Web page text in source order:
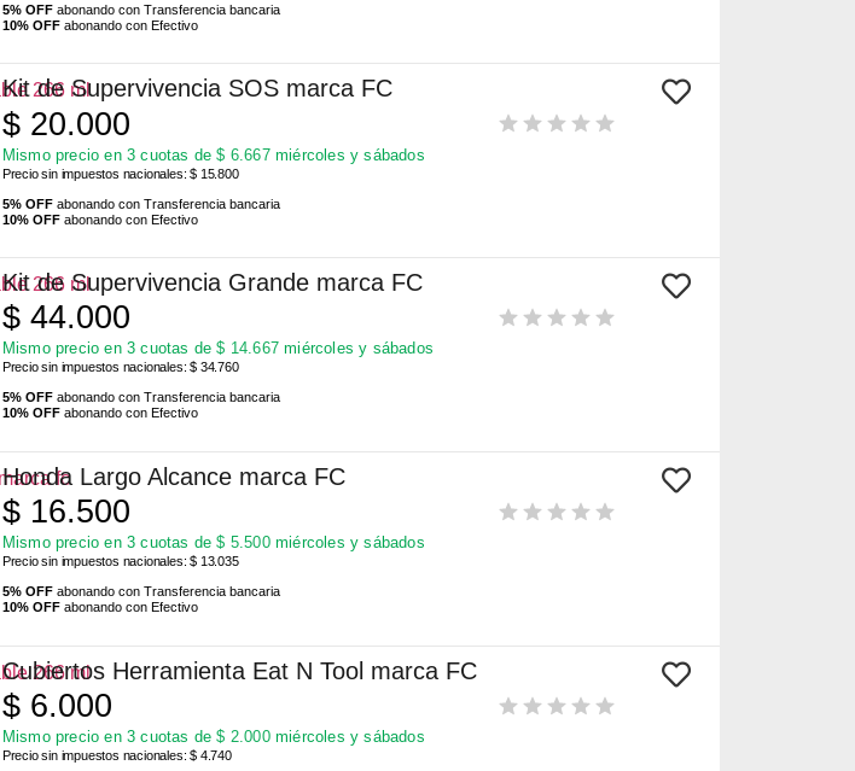
5% OFFabonando con Transferencia bancaria
10% OFFabonando con Efectivo
Kit de Supervivencia SOS marca FC
$20.000
Mismo precio en 3 cuotas de$ 6.667miércoles y sábados
Precio sin impuestos nacionales: $ 15.800
5% OFFabonando con Transferencia bancaria
10% OFFabonando con Efectivo
Kit de Supervivencia Grande marca FC
$44.000
Mismo precio en 3 cuotas de$ 14.667 miércoles y sábados
Precio sin impuestos nacionales: $ 34.760
5% OFFabonando con Transferencia bancaria
10% OFFabonando con Efectivo
Honda Largo Alcance marca FC
$16.500
Mismo precio en 3 cuotas de$ 5.500miércoles y sábados
Precio sin impuestos nacionales: $ 13.035
5% OFFabonando con Transferencia bancaria
10% OFFabonando con Efectivo
Cubiertos Herramienta Eat N Tool marca FC
$6.000
Mismo precio en 3 cuotas de$ 2.000miércoles y sábados
Precio sin impuestos nacionales: $ 4.740